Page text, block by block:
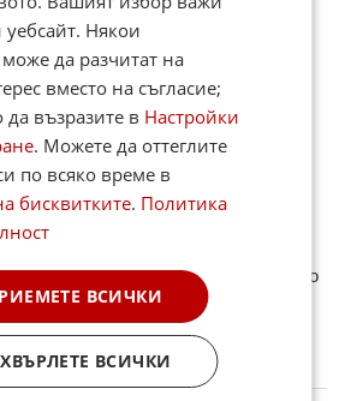
мен виждате ли го?
помещение. А онзи вдясно?
А онзи зад мен?
Някакви въпроси?
е ясно - там ще спим,
- там ще си държим консервите, но
цялата Луна да обсерете!
уебсайт. Някои
да разчитат на
вместо на съгласие;
възразите в Настройки
. Можете да оттеглите
по всяко време в
бисквитките. Политика
ВСИЧКИ
ВСИЧКИ